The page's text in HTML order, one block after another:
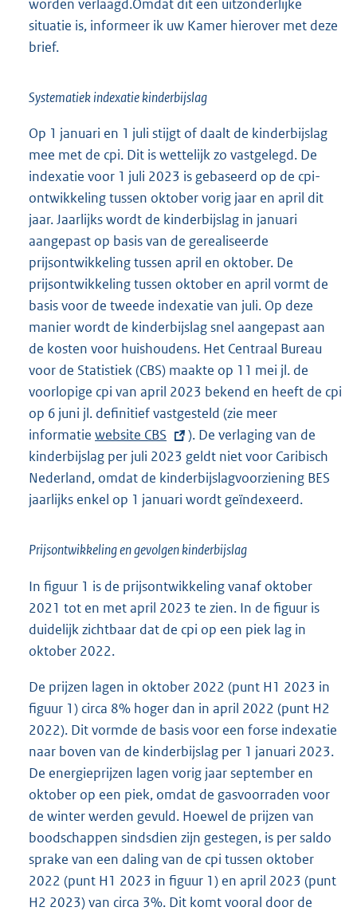
worden verlaagd.Omdat dit een uitzonderlijke
situatie is, informeer ik uw Kamer hierover met deze
brief.
Systematiek indexatie kinderbijslag
Op 1 januari en 1 juli stijgt of daalt de kinderbijslag
mee met de cpi. Dit is wettelijk zo vastgelegd. De
indexatie voor 1 juli 2023 is gebaseerd op de cpi-
ontwikkeling tussen oktober vorig jaar en april dit
jaar. Jaarlijks wordt de kinderbijslag in januari
aangepast op basis van de gerealiseerde
prijsontwikkeling tussen april en oktober. De
prijsontwikkeling tussen oktober en april vormt de
basis voor de tweede indexatie van juli. Op deze
manier wordt de kinderbijslag snel aangepast aan
de kosten voor huishoudens. Het Centraal Bureau
voor de Statistiek (CBS) maakte op 11 mei jl. de
voorlopige cpi van april 2023 bekend en heeft de cpi
op 6 juni jl. definitief vastgesteld (zie meer
informatie E
x
t
e
n
l
i
n
k
website CBS
). De verlaging van de
kinderbijslag per juli 2023 geldt niet voor Caribisch
Nederland, omdat de kinderbijslagvoorziening BES
jaarlijks enkel op 1 januari wordt geïndexeerd.
Prijsontwikkeling en gevolgen kinderbijslag
In figuur 1 is de prijsontwikkeling vanaf oktober
2021 tot en met april 2023 te zien. In de figuur is
duidelijk zichtbaar dat de cpi op een piek lag in
oktober 2022.
De prijzen lagen in oktober 2022 (punt H1 2023 in
figuur 1) circa 8% hoger dan in april 2022 (punt H2
2022). Dit vormde de basis voor een forse indexatie
naar boven van de kinderbijslag per 1 januari 2023.
De energieprijzen lagen vorig jaar september en
oktober op een piek, omdat de gasvoorraden voor
de winter werden gevuld. Hoewel de prijzen van
boodschappen sindsdien zijn gestegen, is per saldo
sprake van een daling van de cpi tussen oktober
2022 (punt H1 2023 in figuur 1) en april 2023 (punt
H2 2023) van circa 3%. Dit komt vooral door de